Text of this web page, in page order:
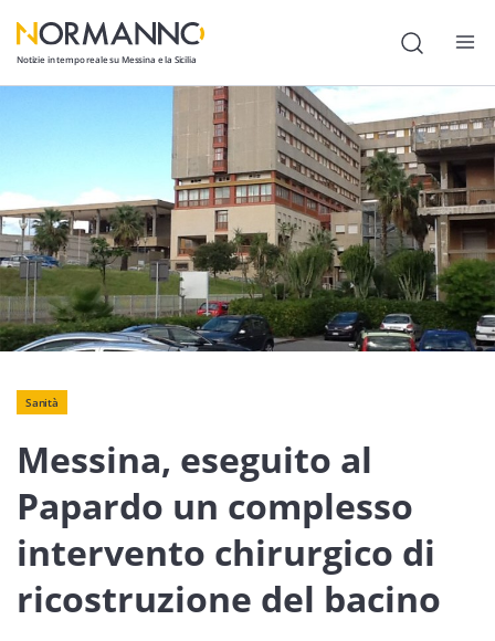
Notizie in tempo reale su Messina e la Sicilia
Attualità
Cronaca
Politica
Cultura
Lavoro
Economia
Sport
Sicilia
Servizi
Sanità
Messina, eseguito al
Papardo un complesso
intervento chirurgico di
ricostruzione del bacino